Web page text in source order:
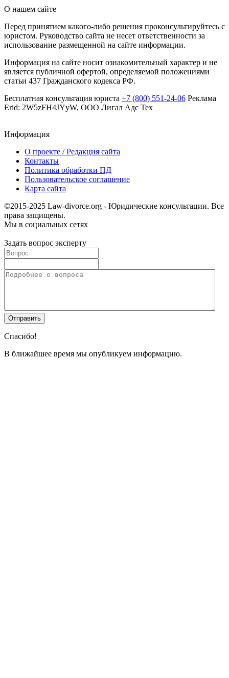
О нашем сайте
Перед принятием какого-либо решения проконсультируйтесь с
юристом. Руководство сайта не несет ответственности за
использование размещенной на сайте информации.
Информация на сайте носит ознакомительный характер и не
является публичной офертой, определяемой положениями
статьи 437 Гражданского кодекса РФ.
Бесплатная консультация юриста +7 (800) 551-24-06 Реклама
Erid: 2W5zFH4JYyW, ООО Лигал Адс Тех
Информация
О проекте / Редакция сайта
Контакты
Политика обработки ПД
Пользовательское соглашение
Карта сайта
©2015-2025 Law-divorce.org - Юридические консультации. Все
права защищены.
Мы в социальных сетях
Задать вопрос эксперту
Спасибо!
В ближайшее время мы опубликуем информацию.